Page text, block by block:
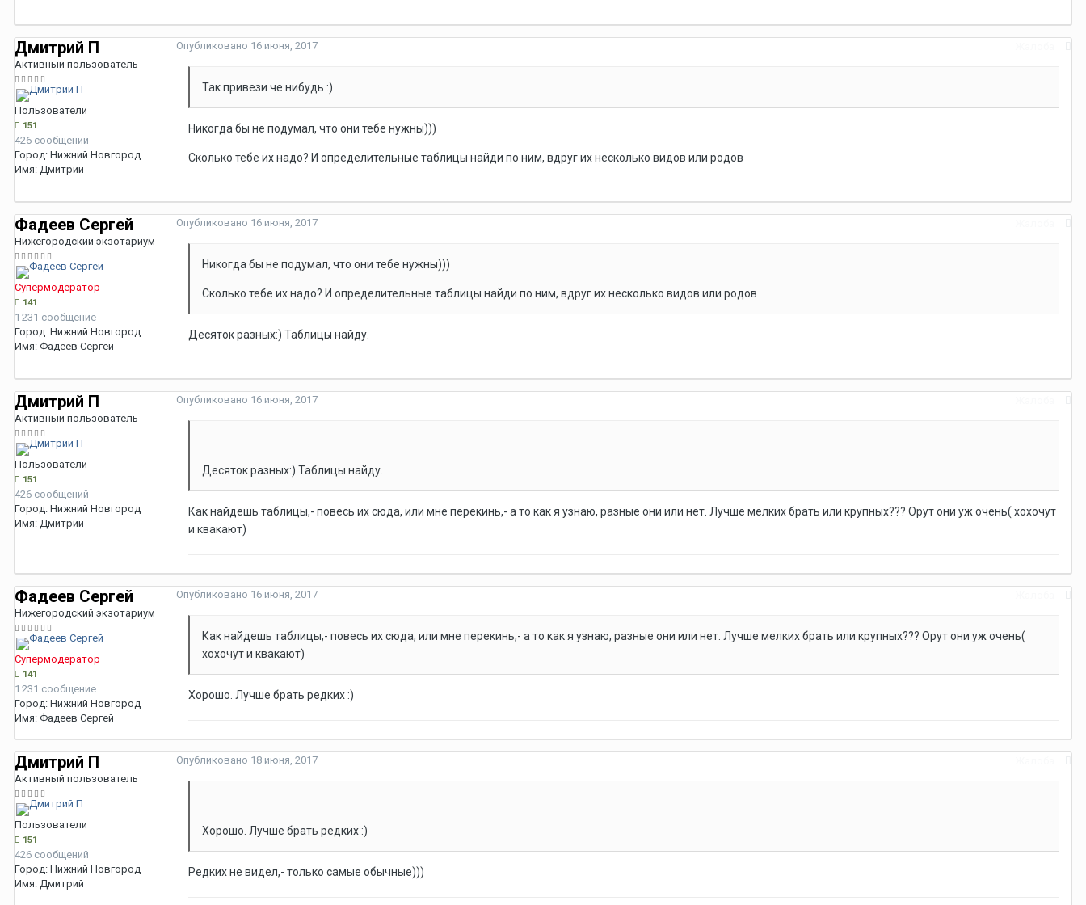
Дмитрий П
Активный пользователь
Пользователи
151
426 сообщений
Город: Нижний Новгород
Имя: Дмитрий
Опубликовано 16 июня, 2017
Так привези че нибудь :)
Никогда бы не подумал, что они тебе нужны)))
Сколько тебе их надо? И определительные таблицы найди по ним, вдруг их несколько видов или родов
Фадеев Сергей
Нижегородский экзотариум
Супермодератор
141
1 231 сообщение
Город: Нижний Новгород
Имя: Фадеев Сергей
Опубликовано 16 июня, 2017
Никогда бы не подумал, что они тебе нужны)))
Сколько тебе их надо? И определительные таблицы найди по ним, вдруг их несколько видов или родов
Десяток разных:) Таблицы найду.
Дмитрий П
Активный пользователь
Пользователи
151
426 сообщений
Город: Нижний Новгород
Имя: Дмитрий
Опубликовано 16 июня, 2017
Десяток разных:) Таблицы найду.
Как найдешь таблицы,- повесь их сюда, или мне перекинь,- а то как я узнаю, разные они или нет. Лучше мелких брать или крупных??? Орут они уж очень( хохочут
и квакают)
Фадеев Сергей
Нижегородский экзотариум
Супермодератор
141
1 231 сообщение
Город: Нижний Новгород
Имя: Фадеев Сергей
Опубликовано 16 июня, 2017
Как найдешь таблицы,- повесь их сюда, или мне перекинь,- а то как я узнаю, разные они или нет. Лучше мелких брать или крупных??? Орут они уж очень(
хохочут и квакают)
Хорошо. Лучше брать редких :)
Дмитрий П
Активный пользователь
Пользователи
151
426 сообщений
Город: Нижний Новгород
Имя: Дмитрий
Опубликовано 18 июня, 2017
Хорошо. Лучше брать редких :)
Редких не видел,- только самые обычные)))